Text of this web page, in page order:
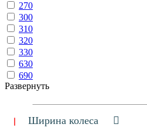
270
300
310
320
330
630
690
Развернуть
Ширина колеса